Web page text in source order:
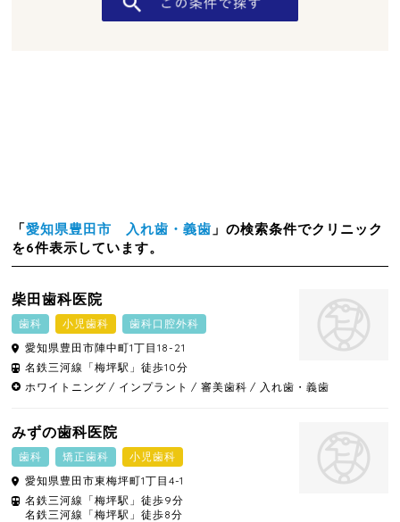
「愛知県豊田市 入れ歯・義歯 」の検索条件でクリニック
を6件表示しています。
柴田歯科医院
歯科 小児歯科
歯科口腔外科
愛知県豊田市陣中町1丁目18-21
名鉄三河線「梅坪駅」徒歩10分
ホワイトニング
インプラント 審美歯科 入れ歯・義歯
みずの歯科医院
歯科 矯正歯科
小児歯科
愛知県豊田市東梅坪町1丁目4-1
名鉄三河線「梅坪駅」徒歩9分
名鉄三河線「梅坪駅」徒歩8分